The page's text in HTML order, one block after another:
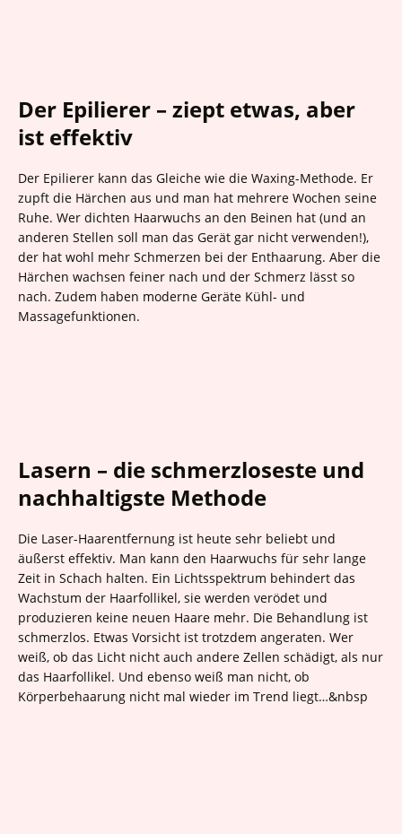
Der Epilierer – ziept etwas, aber
ist effektiv
Der Epilierer kann das Gleiche wie die Waxing-Methode. Er
zupft die Härchen aus und man hat mehrere Wochen seine
Ruhe. Wer dichten Haarwuchs an den Beinen hat (und an
anderen Stellen soll man das Gerät gar nicht verwenden!),
der hat wohl mehr Schmerzen bei der Enthaarung. Aber die
Härchen wachsen feiner nach und der Schmerz lässt so
nach. Zudem haben moderne Geräte Kühl- und
Massagefunktionen.
Lasern – die schmerzloseste und
nachhaltigste Methode
Die Laser-Haarentfernung ist heute sehr beliebt und
äußerst effektiv. Man kann den Haarwuchs für sehr lange
Zeit in Schach halten. Ein Lichtsspektrum behindert das
Wachstum der Haarfollikel, sie werden verödet und
produzieren keine neuen Haare mehr. Die Behandlung ist
schmerzlos. Etwas Vorsicht ist trotzdem angeraten. Wer
weiß, ob das Licht nicht auch andere Zellen schädigt, als nur
das Haarfollikel. Und ebenso weiß man nicht, ob
Körperbehaarung nicht mal wieder im Trend liegt…&nbsp